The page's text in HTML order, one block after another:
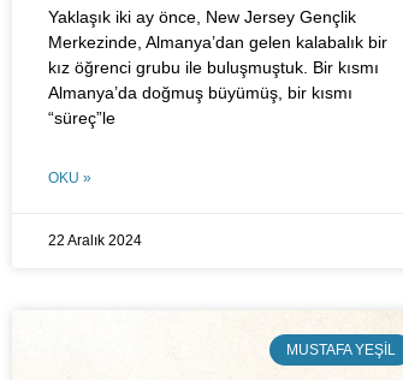
Yaklaşık iki ay önce, New Jersey Gençlik
Merkezinde, Almanya’dan gelen kalabalık bir
kız öğrenci grubu ile buluşmuştuk. Bir kısmı
Almanya’da doğmuş büyümüş, bir kısmı
“süreç”le
OKU »
22 Aralık 2024
MUSTAFA YEŞIL